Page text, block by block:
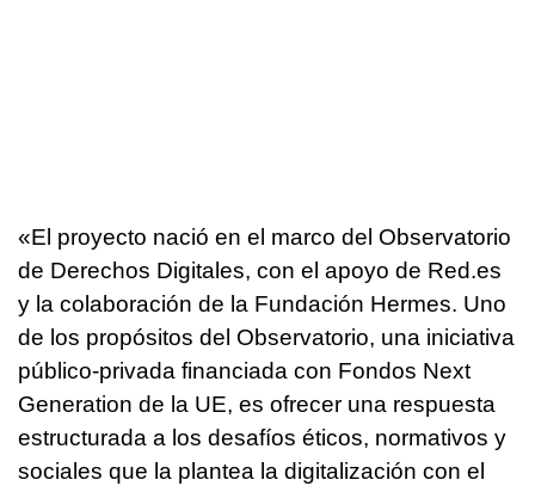
«El proyecto nació en el marco del Observatorio
de Derechos Digitales, con el apoyo de Red.es
y la colaboración de la Fundación Hermes. Uno
de los propósitos del Observatorio, una iniciativa
público-privada financiada con Fondos Next
Generation de la UE, es ofrecer una respuesta
estructurada a los desafíos éticos, normativos y
sociales que la plantea la digitalización con el